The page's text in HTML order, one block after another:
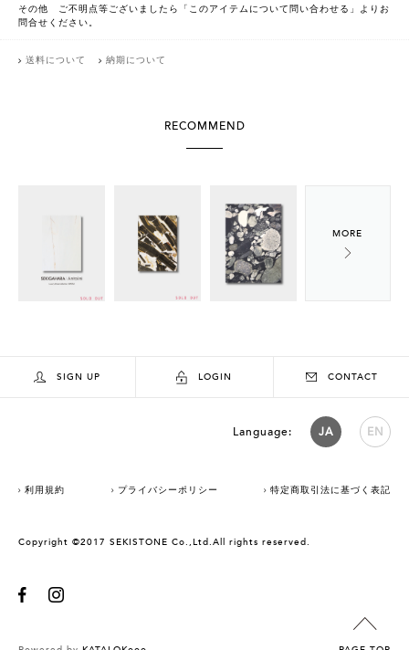
その他 ご不明点等ございましたら「このアイテムについて問い合わせる」よりお
問合せください。
送料について 納期について
RECOMMEND
SIGN UP LOGIN CONTACT
Language: JA EN
利用規約 プライバシーポリシー 特定商取引法に基づく表記
Copyright ©2017 SEKISTONE Co.,Ltd.All rights reserved.